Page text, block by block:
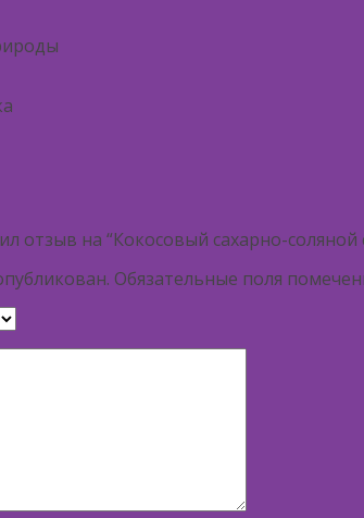
отзыв на “Кокосовый сахарно-
Обязательные поля